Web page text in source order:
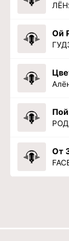
Ой
От